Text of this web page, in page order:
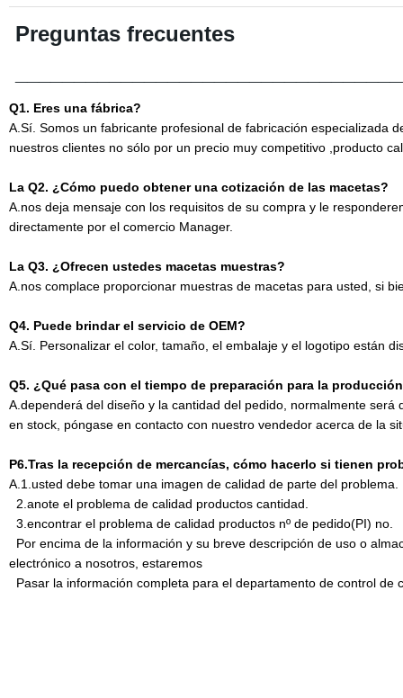
Preguntas frecuentes
Q1. Eres una fábrica?
A.Sí. Somos un fabricante profesional de fabricación especializada
nuestros clientes no sólo por un precio muy competitivo ,producto
La Q2. ¿Cómo puedo obtener una cotización de las macetas?
A.nos deja mensaje con los requisitos de su compra y le
directamente por el comercio Manager.
La Q3. ¿Ofrecen ustedes macetas muestras?
A.nos complace proporcionar muestras de macetas para usted, si
Q4. Puede brindar el servicio de OEM?
A.Sí. Personalizar el color, tamaño, el embalaje y el logotipo están
Q5. ¿Qué pasa con el tiempo de preparación para la
A.dependerá del diseño y la cantidad del pedido, normalmente
en stock, póngase en contacto con nuestro vendedor acerca de la
P6.Tras la recepción de mercancías, cómo hacerlo si tienen
A.1.usted debe tomar una imagen de calidad de parte del problema.
2. anote el problema de calidad productos cantidad.
3. encontrar el problema de calidad productos nº de pedido(PI) no.
Por encima de la información y su breve descripción de uso o
electrónico a nosotros, estaremos
Pasar la información completa para el departamento de control